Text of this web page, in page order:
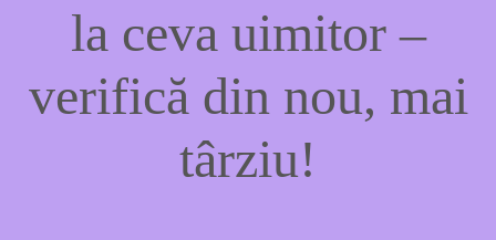
la ceva uimitor –
verifică din nou, mai
târziu!